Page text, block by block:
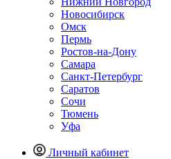
Новосибирск
Омск
Пермь
Ростов-на-Дону
Самара
Санкт-Петербург
Саратов
Сочи
Тюмень
Уфа
Личный кабинет